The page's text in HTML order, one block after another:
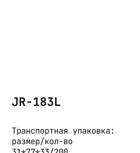
JR-183L
Транспортная упаковка:
размер/кол-во